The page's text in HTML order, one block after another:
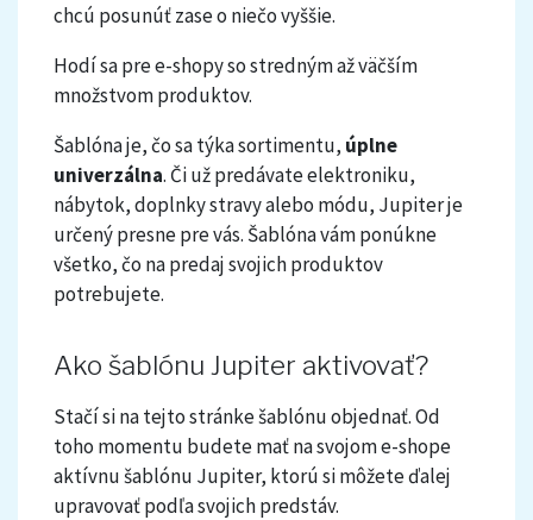
chcú posunúť zase o niečo vyššie.
Hodí sa pre e-shopy so stredným až väčším
množstvom produktov.
Šablóna je, čo sa týka sortimentu, úplne
univerzálna. Či už predávate elektroniku,
nábytok, doplnky stravy alebo módu, Jupiter je
určený presne pre vás. Šablóna vám ponúkne
všetko, čo na predaj svojich produktov
potrebujete.
Ako šablónu Jupiter aktivovať?
Stačí si na tejto stránke šablónu objednať. Od
toho momentu budete mať na svojom e-shope
aktívnu šablónu Jupiter, ktorú si môžete ďalej
upravovať podľa svojich predstáv.